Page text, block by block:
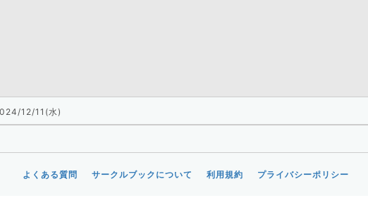
12/11(水)
よくある質問 サークルブックについて 利用規約 プライバシーポリシー